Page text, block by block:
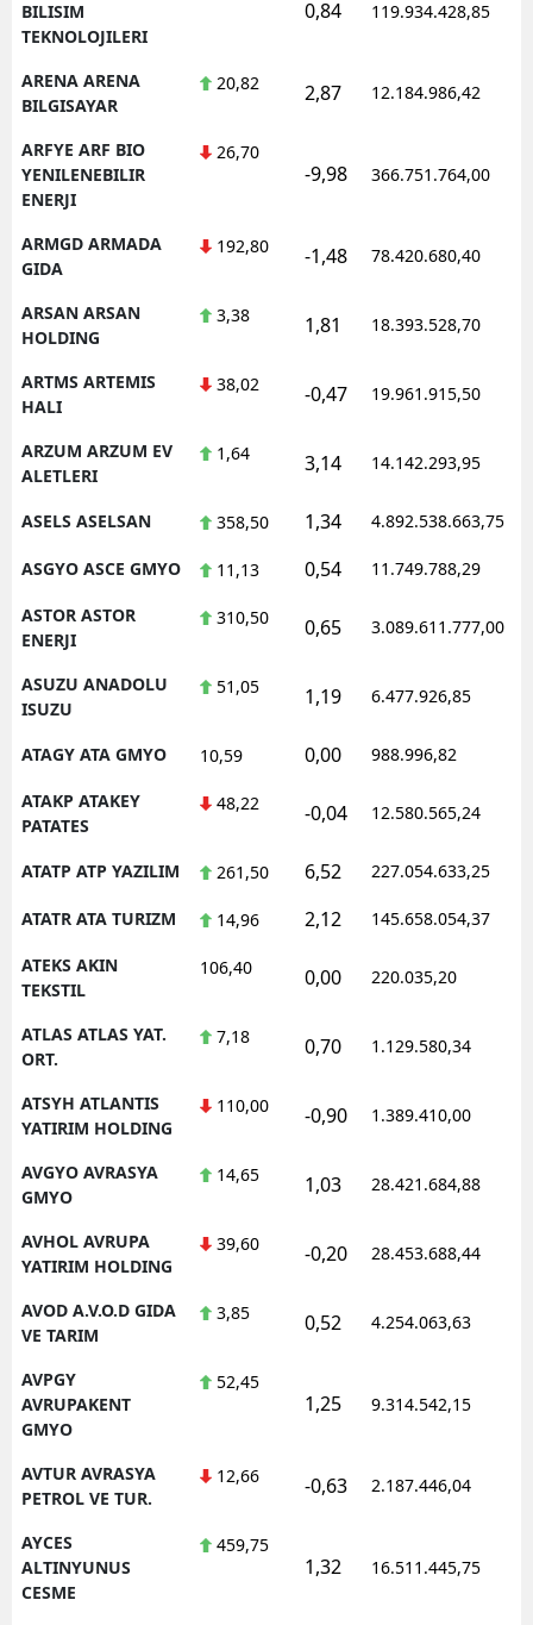
BILISIM
TEKNOLOJILERI
0,84 119.934.428,85
ARENA ARENA
BILGISAYAR
20,82 2,87 12.184.986,42
ARFYE ARF BIO
YENILENEBILIR
ENERJI
26,70
-9,98 366.751.764,00
ARMGD ARMADA
GIDA
192,80 -1,48 78.420.680,40
ARSAN ARSAN
HOLDING
3,38 1,81 18.393.528,70
ARTMS ARTEMIS
HALI
38,02 -0,47 19.961.915,50
ARZUM ARZUM EV
ALETLERI
1,64 3,14 14.142.293,95
ASELS ASELSAN 358,50 1,34 4.892.538.663,75
ASGYO ASCE GMYO 11,13 0,54 11.749.788,29
ASTOR ASTOR
ENERJI
310,50 0,65 3.089.611.777,00
ASUZU ANADOLU
ISUZU
51,05 1,19 6.477.926,85
ATAGY ATA GMYO 10,59 0,00 988.996,82
ATAKP ATAKEY
PATATES
48,22 -0,04 12.580.565,24
ATATP ATP YAZILIM 261,50 6,52 227.054.633,25
ATATR ATA TURIZM 14,96 2,12 145.658.054,37
ATEKS AKIN
TEKSTIL
106,40 0,00 220.035,20
ATLAS ATLAS YAT.
ORT.
7,18 0,70 1.129.580,34
ATSYH ATLANTIS
YATIRIM HOLDING
110,00 -0,90 1.389.410,00
AVGYO AVRASYA
GMYO
14,65 1,03 28.421.684,88
AVHOL AVRUPA
YATIRIM HOLDING
39,60 -0,20 28.453.688,44
AVOD A.V.O.D GIDA
VE TARIM
3,85 0,52 4.254.063,63
AVPGY
AVRUPAKENT
GMYO
52,45
1,25 9.314.542,15
AVTUR AVRASYA
PETROL VE TUR.
12,66 -0,63 2.187.446,04
AYCES
ALTINYUNUS
CESME
459,75
1,32 16.511.445,75